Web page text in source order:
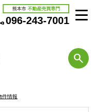
熊本市 不動産売買専門
096-243-7001
件情報